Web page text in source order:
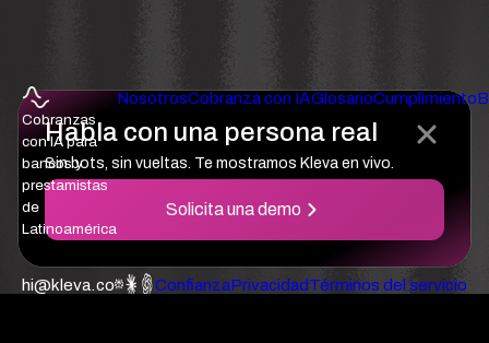
Habla con una persona real
Sin bots, sin vueltas. Te mostramos Kleva en vivo.
Solicita una demo
Cobranzas
con IA para
bancos y
prestamistas
de
Latinoamérica
NosotrosCobranza con IAGlosarioCumplimiento
hi@kleva.co ConfianzaPrivacidadTérminos del servicio